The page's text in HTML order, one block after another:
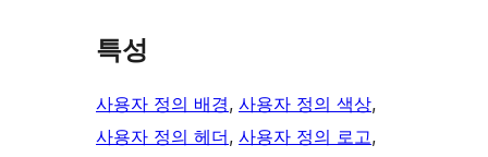
특성
사용자 정의 배경, 사용자 정의 색상
사용자 정의 헤더, 사용자 정의 로고